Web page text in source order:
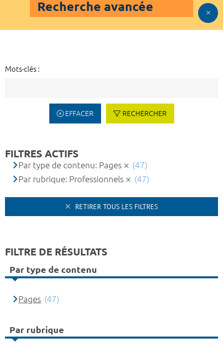
Recherche avancée
Mots-clés :
EFFACER RECHERCHER
FILTRES ACTIFS
Par type de contenu: Pages
(47)
Par rubrique: Professionnels
(47)
RETIRER TOUS LES FILTRES
FILTRE DE RÉSULTATS
Par type de contenu
Pages (47)
Par rubrique